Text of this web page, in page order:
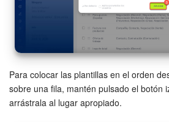
Para colocar las plantillas en el orden
sobre una fila, mantén pulsado el botón
arrástrala al lugar apropiado.